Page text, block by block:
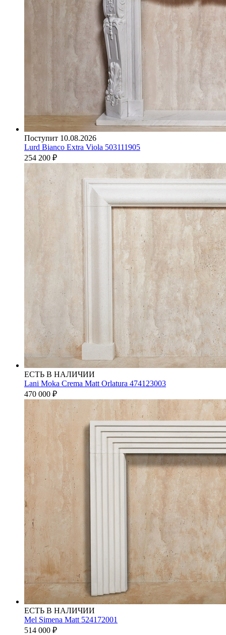
Поступит 10.08.2026
Lurd Bianco Extra Viola 503111905
254 200 ₽
ЕСТЬ В НАЛИЧИИ
Lani Moka Crema Matt Orlatura 474123003
470 000 ₽
ЕСТЬ В НАЛИЧИИ
Mel Simena Matt 524172001
514 000 ₽